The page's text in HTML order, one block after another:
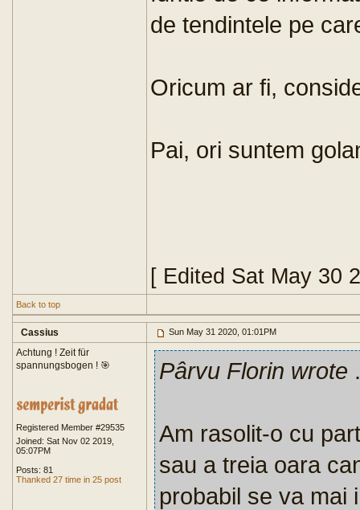
de tendintele pe
Oricum ar fi,
Pai, ori suntem
[ Edited Sat May 30
Back to top
Cassius Sun May 31 2020, 01:01PM
Achtung ! Zeit für
spannungsbogen ! 🎯
Registered Member #29535
Joined: Sat Nov 02 2019,
05:07PM
Posts: 81
Thanked 27 time in 25 post
Pârvu Florin wrote
Am rasolit-o cu
sau a treia oara
probabil se va mai